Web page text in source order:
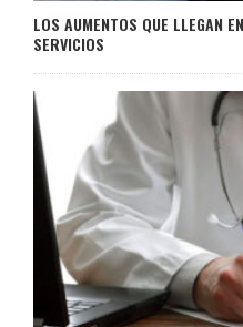
LOS AUMENTOS QUE LLEGAN
SERVICIOS